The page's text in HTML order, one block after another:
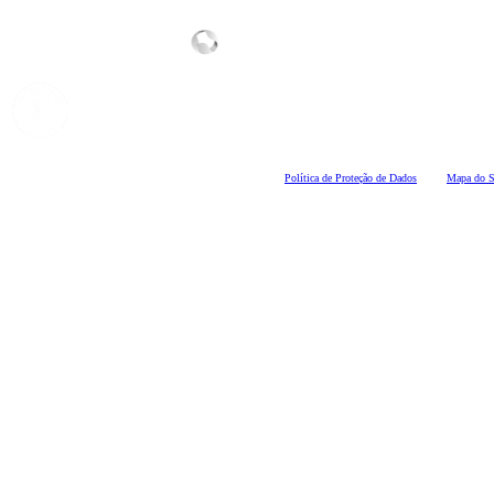
Política de Proteção de Dados Mapa do